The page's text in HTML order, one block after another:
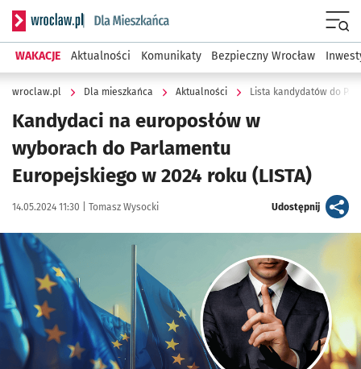
Serwis informacyjny wroclaw.pl podserwis: Dla mieszkańca
WAKACJE Aktualności Komunikaty Bezpieczny Wrocław
wroclaw.pl Dla mieszkańca Aktualności Lista kandydatów do
Kandydaci na europosłów w
wyborach do Parlamentu
Europejskiego w 2024 roku (LISTA)
Data publikacji:
14.05.2024 11:30 | Autor:
Tomasz Wysocki Udostępnijartykuł
Kliknij, aby powiększyć